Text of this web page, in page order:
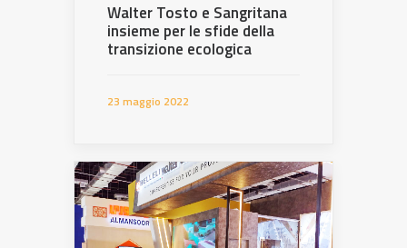
Walter Tosto e Sangritana
insieme per le sfide della
transizione ecologica
23 maggio 2022